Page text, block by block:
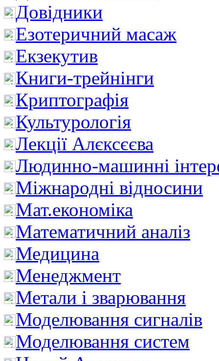
Довідники
Езотеричний масаж
Екзекутив
Книги-трейнінги
Криптографія
Культурологія
Лекції Алєксєєва
Людинно-машинні
Міжнародні відносини
Мат.економіка
Математичний аналіз
Медицина
Менеджмент
Метали і зварювання
Моделювання сигналів
Моделювання систем